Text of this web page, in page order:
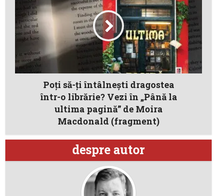
Poţi să-ţi întâlneşti dragostea
într-o librărie? Vezi în „Până la
ultima pagină” de Moira
Macdonald (fragment)
despre autor